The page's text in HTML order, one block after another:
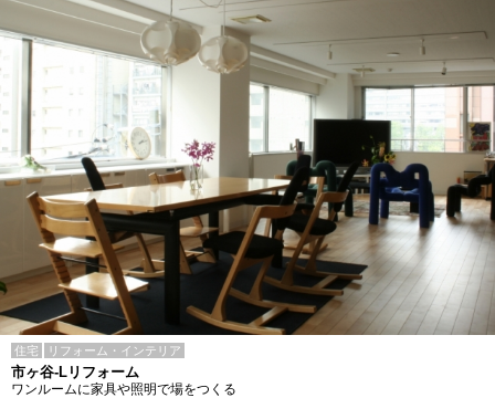
住宅 リフォーム・インテリア
市ヶ谷-Lリフォーム
ワンルームに家具や照明で場をつくる